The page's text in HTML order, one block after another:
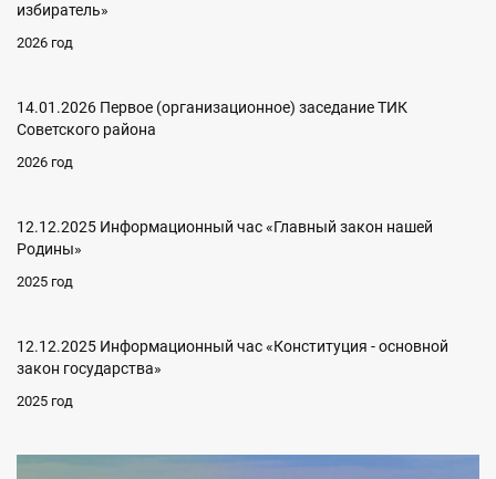
избиратель»
2026 год
14.01.2026 Первое (организационное) заседание ТИК
Советского района
2026 год
12.12.2025 Информационный час «Главный закон нашей
Родины»
2025 год
12.12.2025 Информационный час «Конституция - основной
закон государства»
2025 год